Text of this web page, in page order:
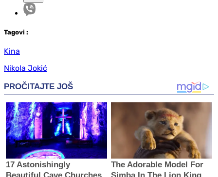
Tagovi :
Kina
Nikola Jokić